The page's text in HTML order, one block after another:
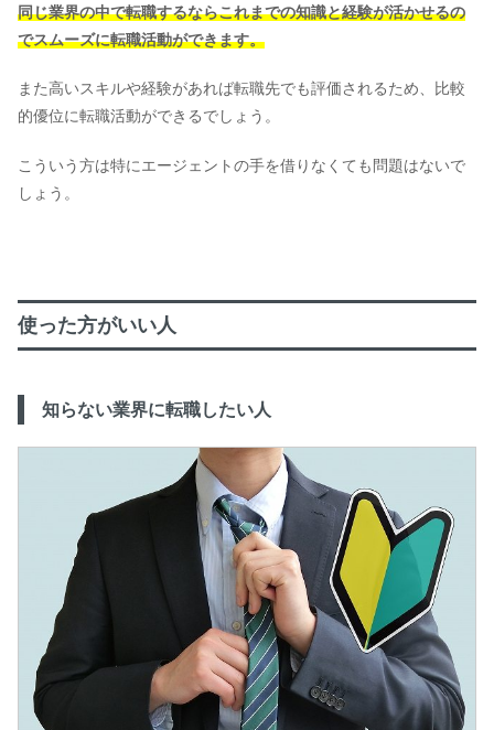
同じ業界の中で転職するならこれまでの知識と経験が活かせるの
でスムーズに転職活動ができます。
また高いスキルや経験があれば転職先でも評価されるため、比較
的優位に転職活動ができるでしょう。
こういう方は特にエージェントの手を借りなくても問題はないで
しょう。
使った方がいい人
知らない業界に転職したい人